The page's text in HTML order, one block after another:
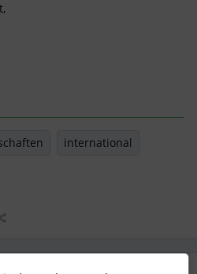
international